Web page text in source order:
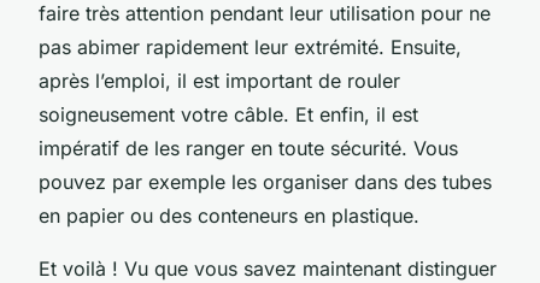
faire très attention pendant leur utilisation pour ne
pas abimer rapidement leur extrémité. Ensuite,
après l’emploi, il est important de rouler
soigneusement votre câble. Et enfin, il est
impératif de les ranger en toute sécurité. Vous
pouvez par exemple les organiser dans des tubes
en papier ou des conteneurs en plastique.
Et voilà ! Vu que vous savez maintenant distinguer